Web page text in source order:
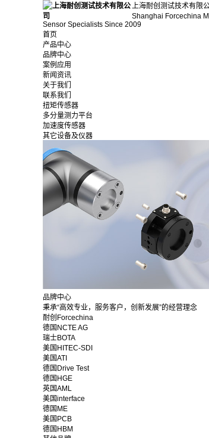
上海耐创测试技术有限
Shanghai Forcechina
Sensor Specialists Since 2009
首页
产品中心
品牌中心
案例应用
新闻资讯
关于我们
联系我们
扭矩传感器
多分量测力平台
加速度传感器
其它设备及仪器
品牌中心
秉承“高效专业，服务客户，创新发展”的经营理念
耐创Forcechina
德国NCTE AG
瑞士BOTA
美国HITEC-SDI
美国ATI
德国Drive Test
德国HGE
英国AML
美国interface
德国ME
美国PCB
德国HBM